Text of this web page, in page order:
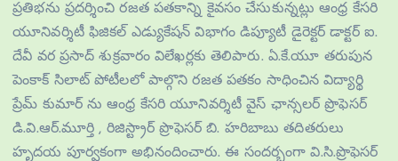
ప్రతిభను ప్రదర్శించి రజత పతకాన్ని కైవసం చేసుకున్నట్లు ఆంధ్ర కేసరి
యూనివర్శిటీ ఫిజికల్ ఎడ్యుకేషన్ విభాగం డిప్యూటీ డైరెక్టర్ డాక్టర్ ఐ.
దేవీ వర ప్రసాద్ శుక్రవారం విలేఖర్లకు తెలిపారు. ఏ.కే.యూ తరుపున
పెంకాక్ సిలాట్ పోటీలలో పాల్గొని రజత పతకం సాధించిన విద్యార్థి
ప్రేమ్ కుమార్ ను ఆంధ్ర కేసరి యూనివర్శిటీ వైస్ ఛాన్సలర్ ప్రొఫెసర్
డి.వి.ఆర్.మూర్తి , రిజిస్ట్రార్ ప్రొఫెసర్ బి. హరిబాబు తదితరులు
హృదయ పూర్వకంగా అభినందించారు. ఈ సందర్భంగా వి.సి.ప్రొఫెసర్